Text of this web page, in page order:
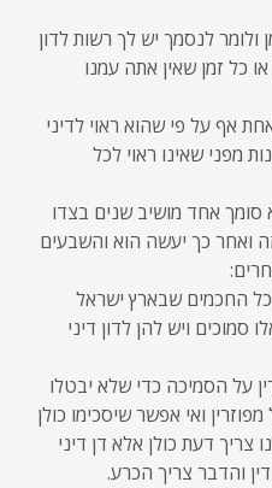
ולומר לנסמך יש לך רשות לדון
כל זמן שאין אתה עמנו
אף על פי שהוא ראוי לדיני
מפני שאינו ראוי לכל
אחד מושיב שנים בצדו
ואחר כך יעשה הוא והשבעים
כל החכמים שבארץ ישראל
סמוכים ויש להן לדון דיני
על הסמיכה כדי שלא יבטלו
ואי אפשר שיסכימו כולן
צריך דעת כולן אלא דן דיני
והדבר צריך הכרע.